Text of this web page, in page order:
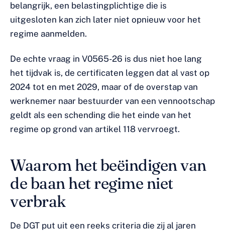
belangrijk, een belastingplichtige die is
uitgesloten kan zich later niet opnieuw voor het
regime aanmelden.
De echte vraag in V0565-26 is dus niet hoe lang
het tijdvak is, de certificaten leggen dat al vast op
2024 tot en met 2029, maar of de overstap van
werknemer naar bestuurder van een vennootschap
geldt als een schending die het einde van het
regime op grond van artikel 118 vervroegt.
Waarom het beëindigen van
de baan het regime niet
verbrak
De DGT put uit een reeks criteria die zij al jaren